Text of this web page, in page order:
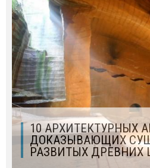
10 АРХИТЕКТУРНЫХ
ДОКАЗЫВАЮЩИХ
РАЗВИТЫХ